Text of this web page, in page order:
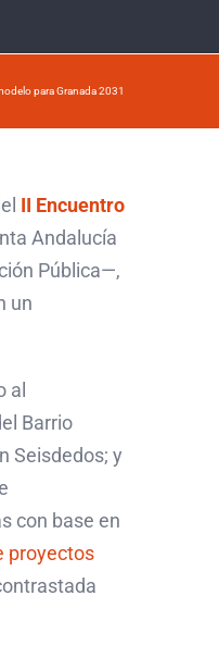
para Granada 2031
II Encuentro
Andalucía
Pública—,
un
al
Barrio
Seisdedos; y
con base en
proyectos